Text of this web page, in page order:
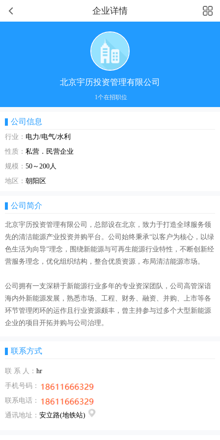
企业详情
北京宇历投资管理有限公司
1个在招职位
公司信息
行业： 电力/电气/水利
性质： 私营．民营企业
规模： 50～200人
地区： 朝阳区
公司简介
北京宇历投资管理有限公司，总部设在北京，致力于打造全球服务领
先的清洁能源产业投资并购平台。公司始终秉承“以客户为核心，以绿
色生活为向导”理念，围绕新能源与可再生能源行业特性，不断创新经
营服务理念，优化组织结构，整合优质资源，布局清洁能源市场。
公司拥有一支深耕于新能源行业多年的专业资深团队，公司高管深谙
海内外新能源发展，熟悉市场、工程、财务、融资、并购、上市等各
环节管理闭环的运作且行业资源颇丰，曾主持参与过多个大型新能源
企业的项目开拓并购与公司治理。
联系方式
联 系 人： hr
手机号码：
联系电话：
通讯地址： 安立路(地铁站)